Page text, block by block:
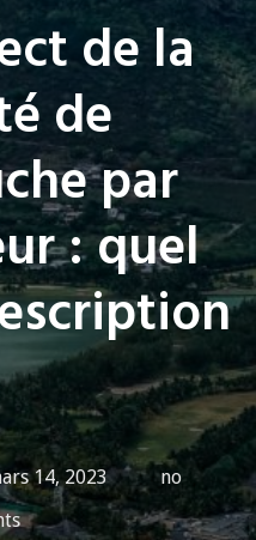
de la
de
par
: quel
14, 2023
no